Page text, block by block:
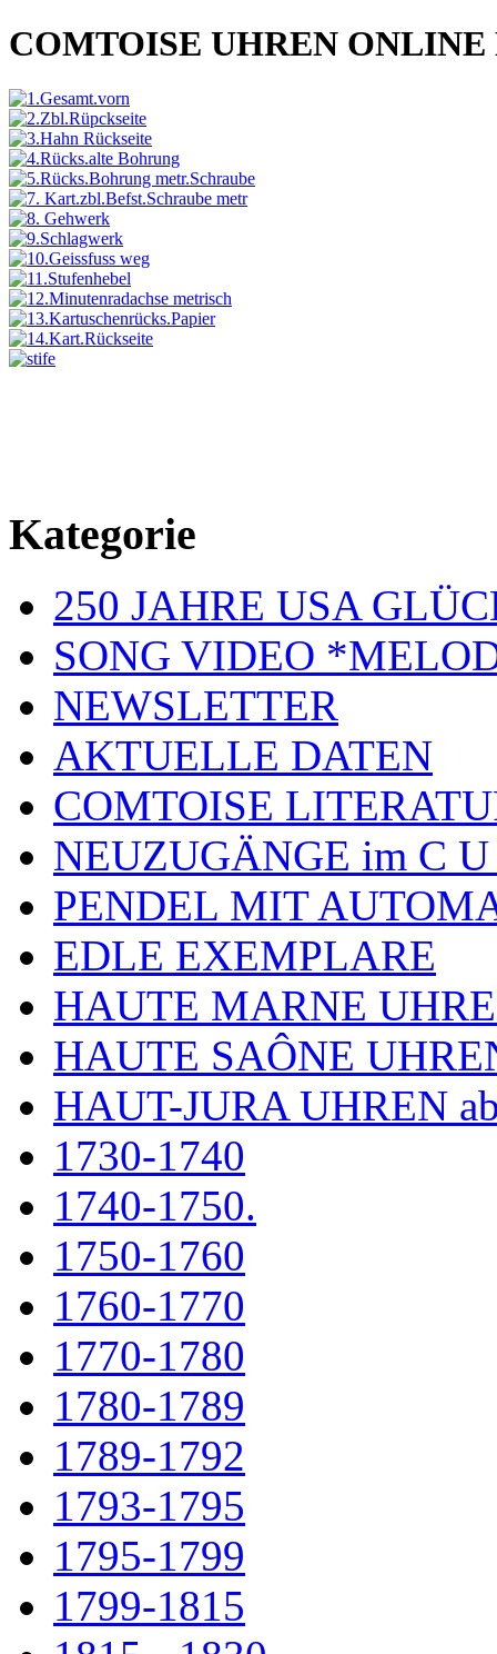
COMTOISE UHREN ONLINE
Kategorie
250 JAHRE USA
SONG VIDEO
NEWSLETTER
AKTUELLE DATEN
COMTOISE
NEUZUGÄNGE im C
PENDEL MIT
EDLE EXEMPLARE
HAUTE MARNE
HAUTE SAÔNE
HAUT-JURA UHREN
1730-1740
1740-1750.
1750-1760
1760-1770
1770-1780
1780-1789
1789-1792
1793-1795
1795-1799
1799-1815